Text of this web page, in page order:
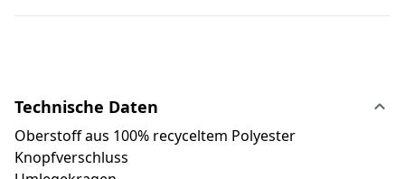
Technische Daten
Oberstoff aus 100% recyceltem Polyester
Knopfverschluss